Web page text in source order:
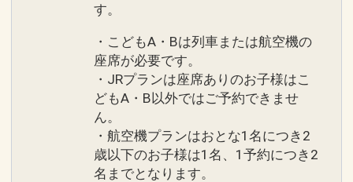
す。
・こどもA・Bは列車または航空機の
座席が必要です。
・JRプランは座席ありのお子様はこ
どもA・B以外ではご予約できませ
ん。
・航空機プランはおとな1名につき2
歳以下のお子様は1名、1予約につき2
名までとなります。